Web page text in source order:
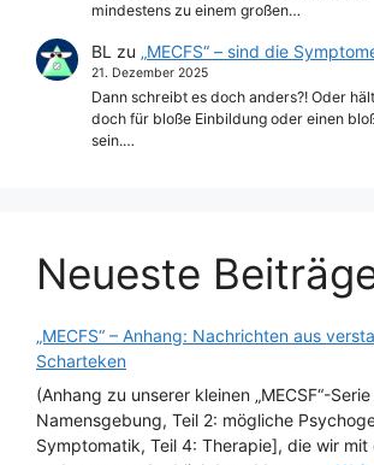
mindestens zu einem großen…
BL zu „MECFS“ – sind die
21. Dezember 2025
Dann schreibt es doch anders?! Oder
doch für bloße Einbildung oder einen
sein.…
Neueste
„MECFS“ – Anhang: Nachrichten aus
Scharteken
(Anhang zu unserer kleinen „MECSF“-Serie
Namensgebung, Teil 2: mögliche
Symptomatik, Teil 4: Therapie], die wir mit